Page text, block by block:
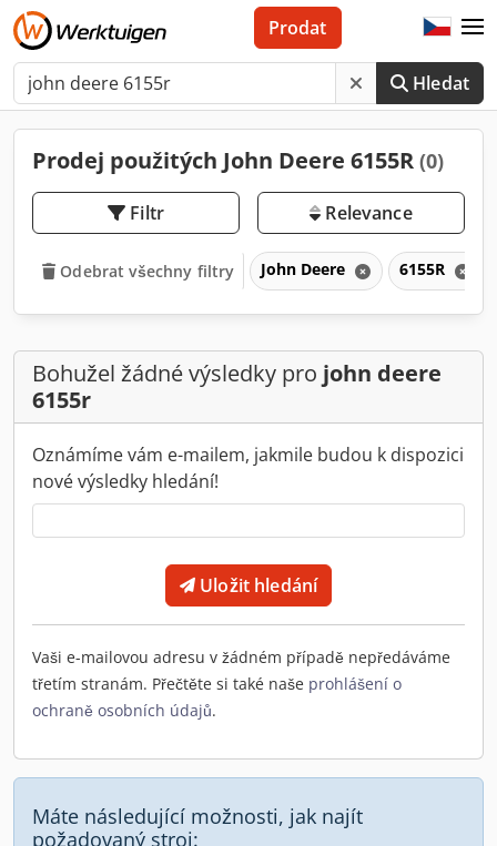
Hledat
Prodat
Prodej použitých John Deere 6155R (0)
Filtr Relevance
Odebrat všechny filtry John Deere 6155R
Bohužel žádné výsledky pro john deere
6155r
Oznámíme vám e-mailem, jakmile budou k dispozici
nové výsledky hledání!
Uložit hledání
Vaši e-mailovou adresu v žádném případě nepředáváme
třetím stranám. Přečtěte si také naše prohlášení o
ochraně osobních údajů.
Máte následující možnosti, jak najít
požadovaný stroj: